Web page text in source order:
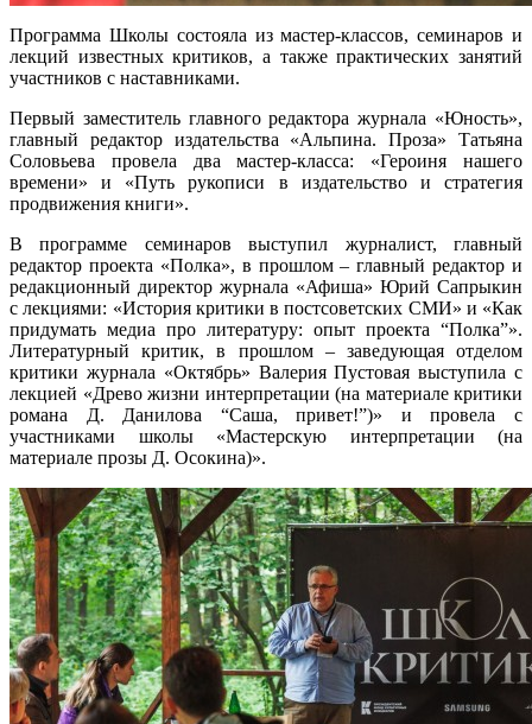
Программа Школы состояла из мастер-классов, семинаров и
лекций известных критиков, а также практических занятий
участников с наставниками.
Первый заместитель главного редактора журнала «Юность»,
главный редактор издательства «Альпина. Проза» Татьяна
Соловьева провела два мастер-класса: «Героиня нашего
времени» и «Путь рукописи в издательство и стратегия
продвижения книги».
В программе семинаров выступил журналист, главный
редактор проекта «Полка», в прошлом – главный редактор и
редакционный директор журнала «Афиша» Юрий Сапрыкин
с лекциями: «История критики в постсоветских СМИ» и «Как
придумать медиа про литературу: опыт проекта “Полка”».
Литературный критик, в прошлом – заведующая отделом
критики журнала «Октябрь» Валерия Пустовая выступила с
лекцией «Древо жизни интерпретации (на материале критики
романа Д. Данилова “Саша, привет!”)» и провела с
участниками школы «Мастерскую интерпретации (на
материале прозы Д. Осокина)».